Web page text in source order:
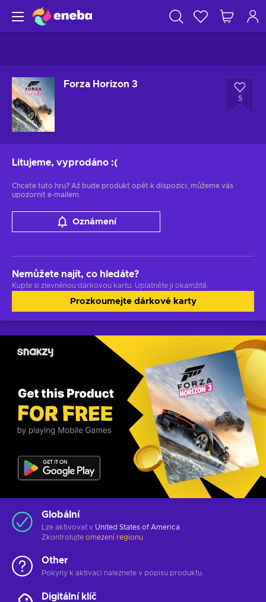
Forza Horizon 3
5
Litujeme, vyprodáno :(
Chcete tuto hru? Až bude produkt opět k dispozici, můžeme vás
upozornit e-mailem.
Oznámení
Nemůžete najít, co hledáte?
Kupte si zlevněnou dárkovou kartu. Uplatněte ji okamžitě.
Prozkoumejte dárkové karty
Globální
Lze aktivovat v United States of America
Zkontrolujte omezení regionu
Other
Pokyny k aktivaci naleznete v popisu produktu.
Digitální klíč